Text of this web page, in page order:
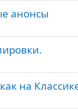
анонсы
на